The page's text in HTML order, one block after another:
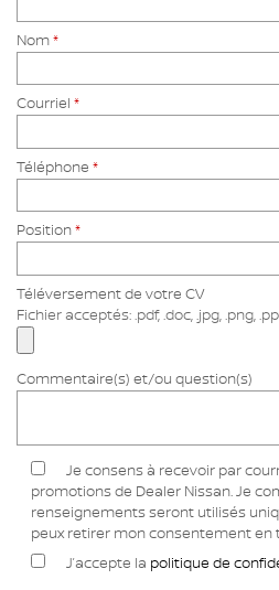
Nom*
Courriel *
Téléphone *
Position*
Téléversement de votre CV
Fichier acceptés: .pdf, .doc, .jpg, .png,
Commentaire(s) et/ou question(s)
Je consens à recevoir par
promotions de Dealer Nissan. Je
renseignements seront utilisés
peux retirer mon consentement en
J’accepte la politique de